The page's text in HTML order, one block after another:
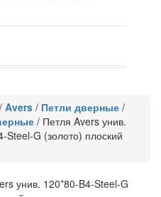
/ Avers / Петли дверные /
/ Петля Avers унив.
Steel-G (золото) плоский